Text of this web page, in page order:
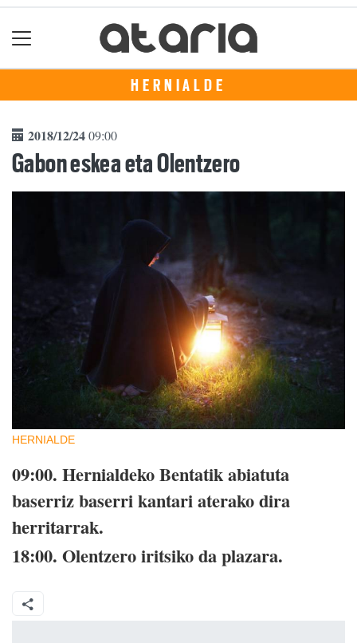
HERNIALDE
2018/12/2409:00
Gabon eskea eta Olentzero
HERNIALDE
09:00. Hernialdeko Bentatik abiatuta
baserriz baserri kantari aterako dira
herritarrak.
18:00. Olentzero iritsiko da plazara.